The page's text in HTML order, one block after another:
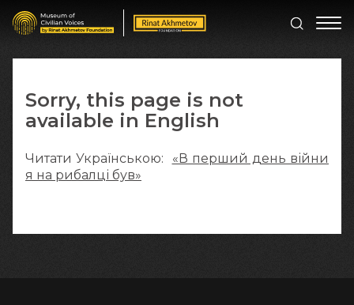
Sorry, this page is not
available in English
Читати Українською: «В перший день війни
я на рибалці був»